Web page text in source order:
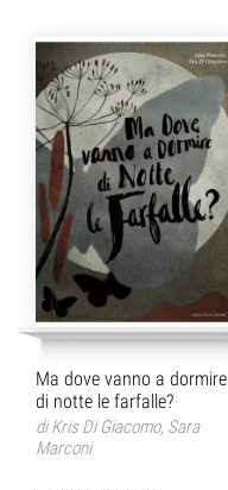
Ma dove vanno a dormire
di notte le farfalle?
diKris Di Giacomo, Sara
Marconi